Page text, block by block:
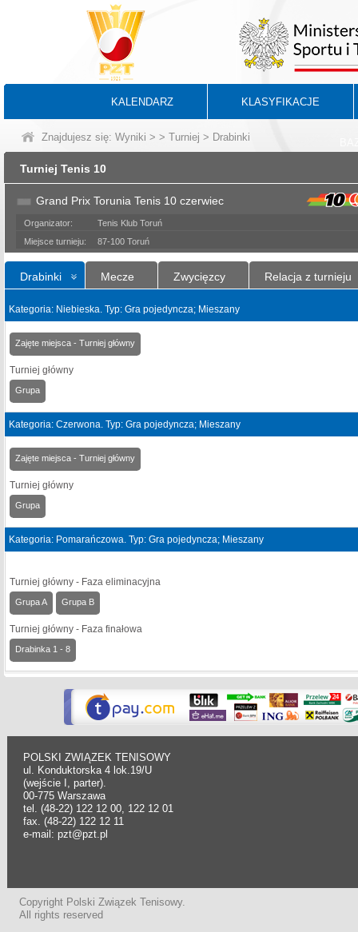
KALENDARZ KLASYFIKACJE
Znajdujesz się: Wyniki > > Turniej > Drabinki
Turniej Tenis 10
Grand Prix Torunia Tenis 10 czerwiec
Organizator:
Tenis Klub Toruń
Miejsce turnieju:
87-100 Toruń
Drabinki Mecze Zwycięzcy Relacja z turnieju
Kategoria: Niebieska. Typ: Gra pojedyncza; Mieszany
Zajęte miejsca - Turniej główny
Turniej główny
Grupa
Kategoria: Czerwona. Typ: Gra pojedyncza; Mieszany
Zajęte miejsca - Turniej główny
Turniej główny
Grupa
Kategoria: Pomarańczowa. Typ: Gra pojedyncza; Mieszany
Turniej główny - Faza eliminacyjna
Grupa A Grupa B
Turniej główny - Faza finałowa
Drabinka 1 - 8
POLSKI ZWIĄZEK TENISOWY
ul. Konduktorska 4 lok.19/U
(wejście I, parter).
00-775 Warszawa
tel. (48-22) 122 12 00, 122 12 01
fax. (48-22) 122 12 11
e-mail: pzt@pzt.pl
Copyright Polski Związek Tenisowy.
All rights reserved